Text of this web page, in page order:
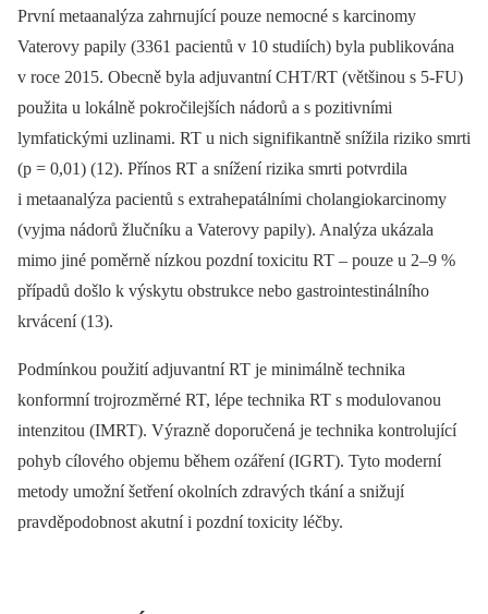
První metaanalýza zahrnující pouze nemocné s karcinomy
Vaterovy papily (3361 pacientů v 10 studiích) byla publikována
v roce 2015. Obecně byla adjuvantní CHT/RT (většinou s 5-FU)
použita u lokálně pokročilejších nádorů a s pozitivními
lymfatickými uzlinami. RT u nich signifikantně snížila riziko smrti
(p = 0,01) (12). Přínos RT a snížení rizika smrti potvrdila
i metaanalýza pacientů s extrahepatálními cholangiokarcinomy
(vyjma nádorů žlučníku a Vaterovy papily). Analýza ukázala
mimo jiné poměrně nízkou pozdní toxicitu RT –⁠ pouze u 2–9 %
případů došlo k výskytu obstrukce nebo gastrointestinálního
krvácení (13).
Podmínkou použití adjuvantní RT je minimálně technika
konformní trojrozměrné RT, lépe technika RT s modulovanou
intenzitou (IMRT). Výrazně doporučená je technika kontrolující
pohyb cílového objemu během ozáření (IGRT). Tyto moderní
metody umožní šetření okolních zdravých tkání a snižují
pravděpodobnost akutní i pozdní toxicity léčby.